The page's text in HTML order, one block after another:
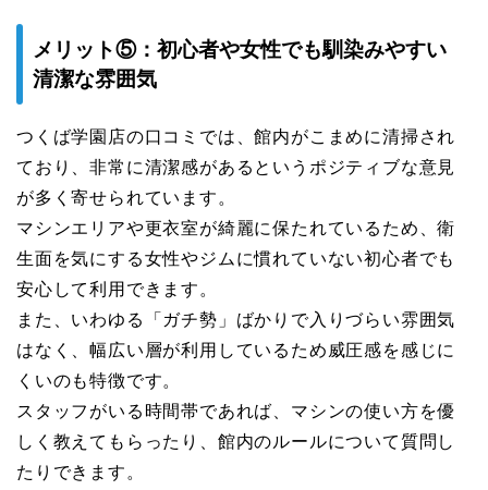
メリット⑤：初心者や女性でも馴染みやすい
清潔な雰囲気
つくば学園店の口コミでは、館内がこまめに清掃され
ており、非常に清潔感があるというポジティブな意見
が多く寄せられています。
マシンエリアや更衣室が綺麗に保たれているため、衛
生面を気にする女性やジムに慣れていない初心者でも
安心して利用できます。
また、いわゆる「ガチ勢」ばかりで入りづらい雰囲気
はなく、幅広い層が利用しているため威圧感を感じに
くいのも特徴です。
スタッフがいる時間帯であれば、マシンの使い方を優
しく教えてもらったり、館内のルールについて質問し
たりできます。